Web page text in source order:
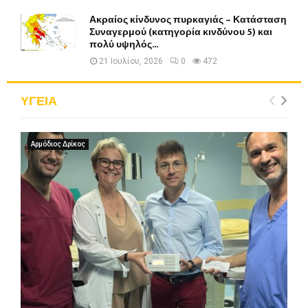
Ακραίος κίνδυνος πυρκαγιάς – Κατάσταση
Συναγερμού (κατηγορία κινδύνου 5) και
πολύ υψηλός...
21 Ιουλίου, 2026 0 472
ΥΓΕΙΑ
Αρμόδιος Δρίκος